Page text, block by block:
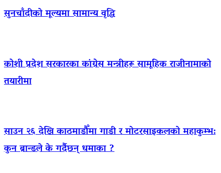
सुनचाँदीको मूल्यमा सामान्य वृद्धि
कोशी प्रदेश सरकारका कांग्रेस मन्त्रीहरू सामूहिक राजीनामाको
तयारीमा
साउन २६ देखि काठमाडौँमा गाडी र मोटरसाइकलको महाकुम्भ:
कुन ब्रान्डले के गर्दैछन् धमाका ?